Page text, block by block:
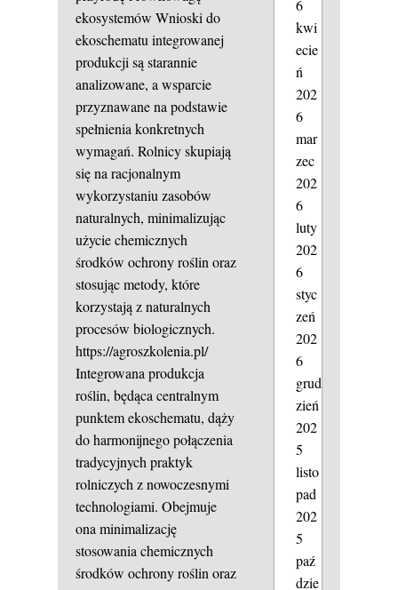
ekosystemów Wnioski do
ekoschematu integrowanej
produkcji są starannie
analizowane, a wsparcie
przyznawane na podstawie
spełnienia konkretnych
wymagań. Rolnicy skupiają
się na racjonalnym
wykorzystaniu zasobów
naturalnych, minimalizując
użycie chemicznych
środków ochrony roślin oraz
stosując metody, które
korzystają z naturalnych
procesów biologicznych.
https://agroszkolenia.pl/
Integrowana produkcja
roślin, będąca centralnym
punktem ekoschematu, dąży
do harmonijnego połączenia
tradycyjnych praktyk
rolniczych z nowoczesnymi
technologiami. Obejmuje
ona minimalizację
stosowania chemicznych
środków ochrony roślin oraz
6
kwi
ecie
ń
202
6
mar
zec
202
6
luty
202
6
styc
zeń
202
6
grud
zień
202
5
listo
pad
202
5
paź
dzie